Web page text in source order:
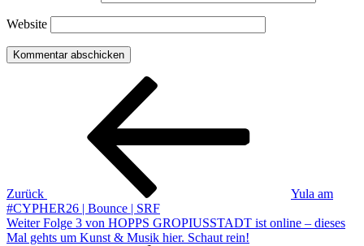
Website
Beitragsnavigation
Zurück
Yula am
#CYPHER26 | Bounce | SRF
Nächster
Beitrag
Weiter Folge 3 von HOPPS GROPIUSSTADT ist online – dieses
Mal gehts um Kunst & Musik hier. Schaut rein!